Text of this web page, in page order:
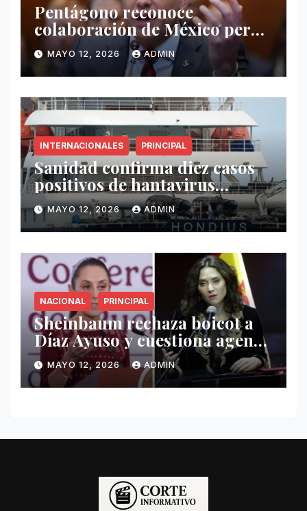
Pentágono reconoce
colaboración de México pero
exige mayor operatividad
antidrogas
MAYO 12, 2026 ADMIN
INTERNACIONALES PRINCIPAL
Sanidad confirma diez casos
positivos de hantavirus
vinculados al crucero MV
Hondius
MAYO 12, 2026 ADMIN
NACIONAL PRINCIPAL
Sheinbaum rechaza boicot a
Díaz Ayuso y cuestiona agenda
de funcionaria española
MAYO 12, 2026 ADMIN